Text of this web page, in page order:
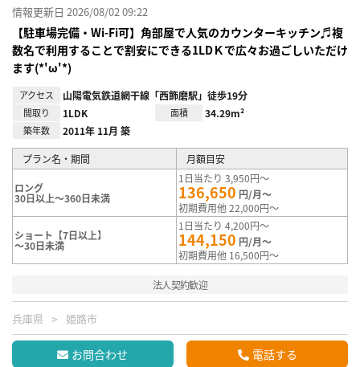
情報更新日 2026/08/02 09:22
【駐車場完備・Wi-Fi可】角部屋で人気のカウンターキッチン♬複
数名で利用することで割安にできる1LDＫで広々お過ごしいただけ
ます(*'ω'*)
アクセス 山陽電気鉄道網干線「西飾磨駅」徒歩19分
間取り 1LDK 面積 34.29m²
築年数 2011年 11月 築
プラン名・期間 月額目安
ロング
30日以上～360日未満
1日当たり 3,950円～
136,650 円/月～
初期費用他 22,000円～
ショート【7日以上】
～30日未満
1日当たり 4,200円～
144,150 円/月～
初期費用他 16,500円～
法人契約歓迎
兵庫県 姫路市
お問合わせ 電話する